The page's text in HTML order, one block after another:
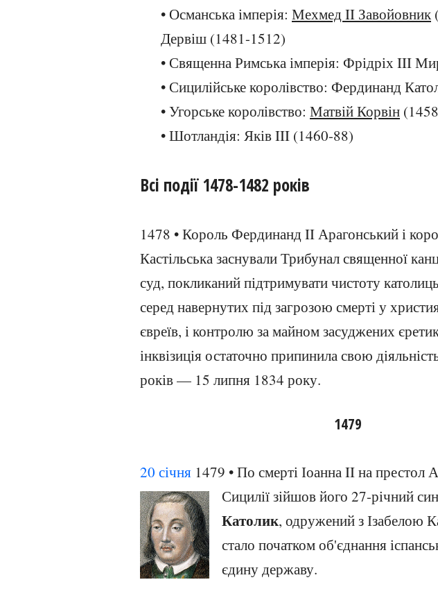
• Османська імперія: Мехмед II Завойовник
Дервіш (1481-1512)
• Священна Римська імперія: Фрідріх III
• Сицилійське королівство: Фердинанд
• Угорське королівство: Матвій Корвін
• Шотландія: Яків III (1460-88)
Всі події 1478-1482 років
1478 • Король Фердинанд II Арагонський і
Кастільська заснували Трибунал священної
суд, покликаний підтримувати чистоту
серед навернутих під загрозою смерті у
євреїв, і контролю за майном засуджених
інквізиція остаточно припинила свою
років — 15 липня 1834 року.
1479
20 січня 1479 • По смерті Іоанна II на престол
Сицилії зійшов його 27-річний син
Католик, одружений з Ізабелою
стало початком об'єднання
єдину державу.